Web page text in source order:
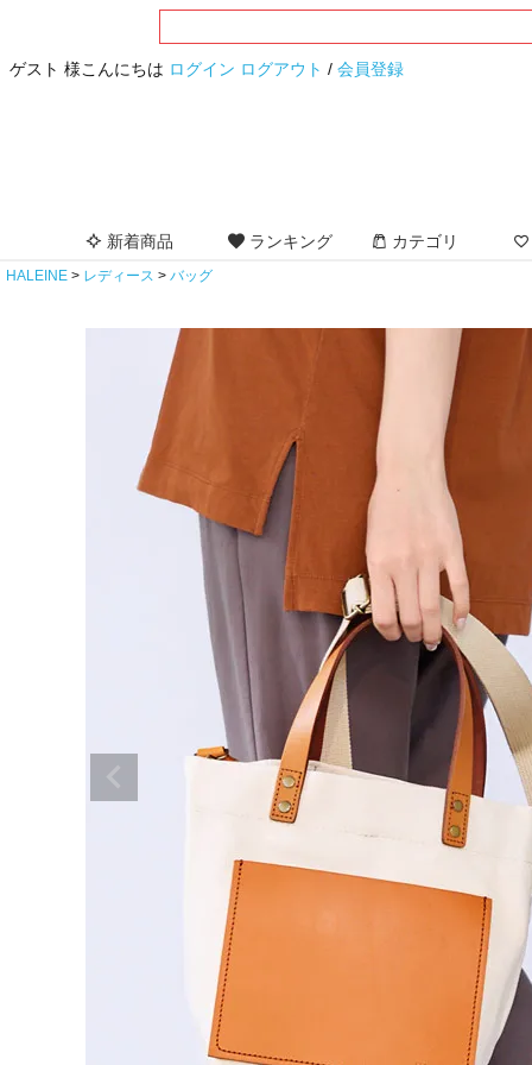
ゲスト 様こんにちは ログイン ログアウト / 会員登録
新着商品 ランキング カテゴリ
HALEINE レディース バッグ